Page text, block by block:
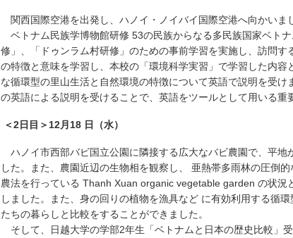
関西国際空港を出発し、ハノイ・ノイバイ国際空港へ向かいま
ベトナム民族学博物館研修 53の民族からなる多民族国家ベト
修」、「ドゥンラム村研修」のための事前学習を実施し、訪問
の特徴と意味を学習し、本校の「環境科学実習」で学習した内
な循環型の里山生活と自然環境の特徴について英語で説明を受
の英語による説明を受けることで、英語をツールとして用いる重
＜2日目＞12月18 日（水）
ハノイ市西部バビ国立公園に隣接する広大なバビ農園で、平地
した。また、農園近辺の生物相を観察し、 亜熱帯多雨林の圧倒
農法を行っている Thanh Xuan organic vegetable garden の状況
しました。また、身の回りの植物を漁具など に有効利用する循
たちの暮らしと比較をすることができました。
そして、日越大学の学部2年生「ベトナムと日本の歴史比較」